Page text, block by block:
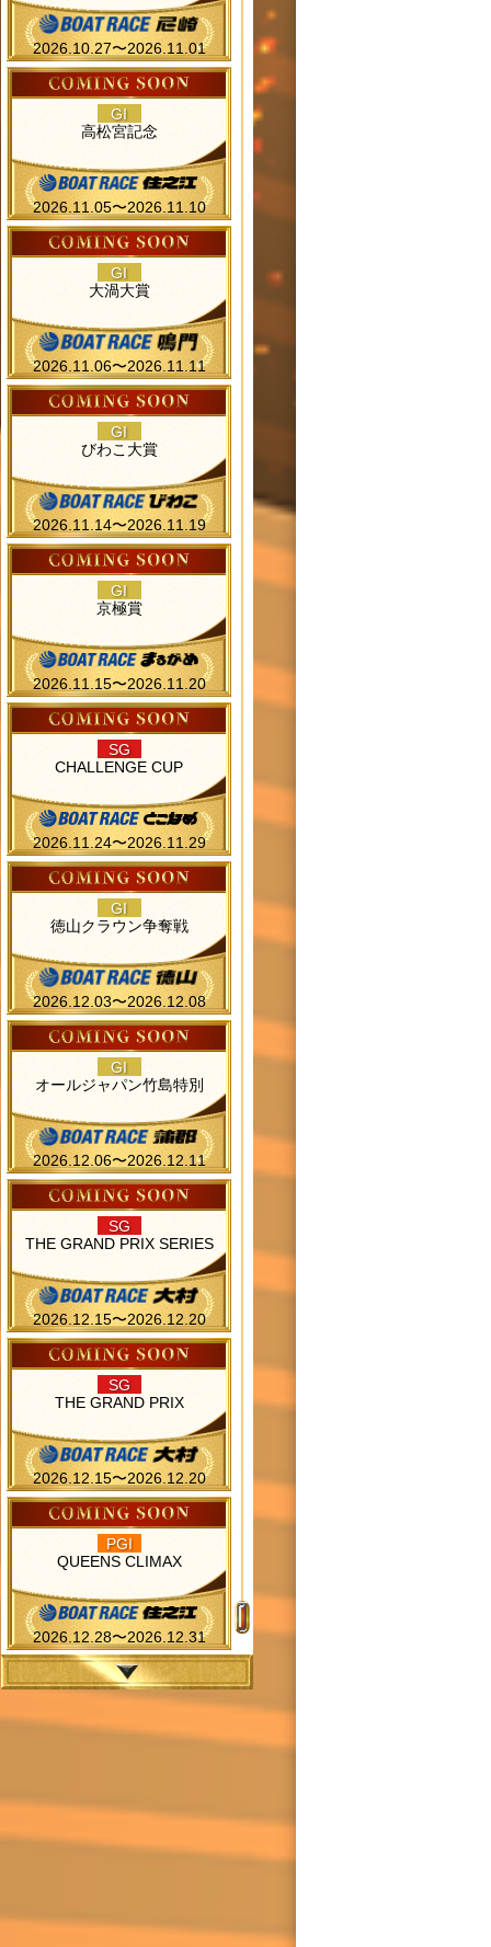
2026.10.27〜2026.11.01
GI
高松宮記念
2026.11.05〜2026.11.10
GI
大渦大賞
2026.11.06〜2026.11.11
GI
びわこ大賞
2026.11.14〜2026.11.19
GI
京極賞
2026.11.15〜2026.11.20
SG
CHALLENGE CUP
2026.11.24〜2026.11.29
GI
徳山クラウン争奪戦
2026.12.03〜2026.12.08
GI
オールジャパン竹島特別
2026.12.06〜2026.12.11
SG
THE GRAND PRIX SERIES
2026.12.15〜2026.12.20
SG
THE GRAND PRIX
2026.12.15〜2026.12.20
PGI
QUEENS CLIMAX
2026.12.28〜2026.12.31